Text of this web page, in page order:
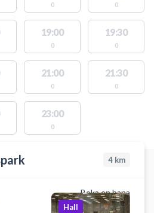
0 0
19:00
0
19:30
0
21:00
0
21:30
0
23:00
0
AKTIVITETER
4 km
Boka en bana
Hall